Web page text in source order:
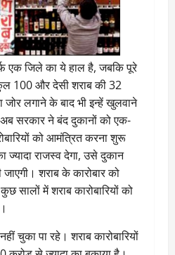
एक जिले का ये हाल है, जबकि पूरे
100 और देसी शराब की 32
जोर लगाने के बाद भी इन्हें खुलवाने
सरकार ने बंद दुकानों को एक-
को आमंत्रित करना शुरू
ज्यादा राजस्व देगा, उसे दुकान
शराब के कारोबार को
सालों में शराब कारोबारियों को
चुका पा रहे। शराब कारोबारियों